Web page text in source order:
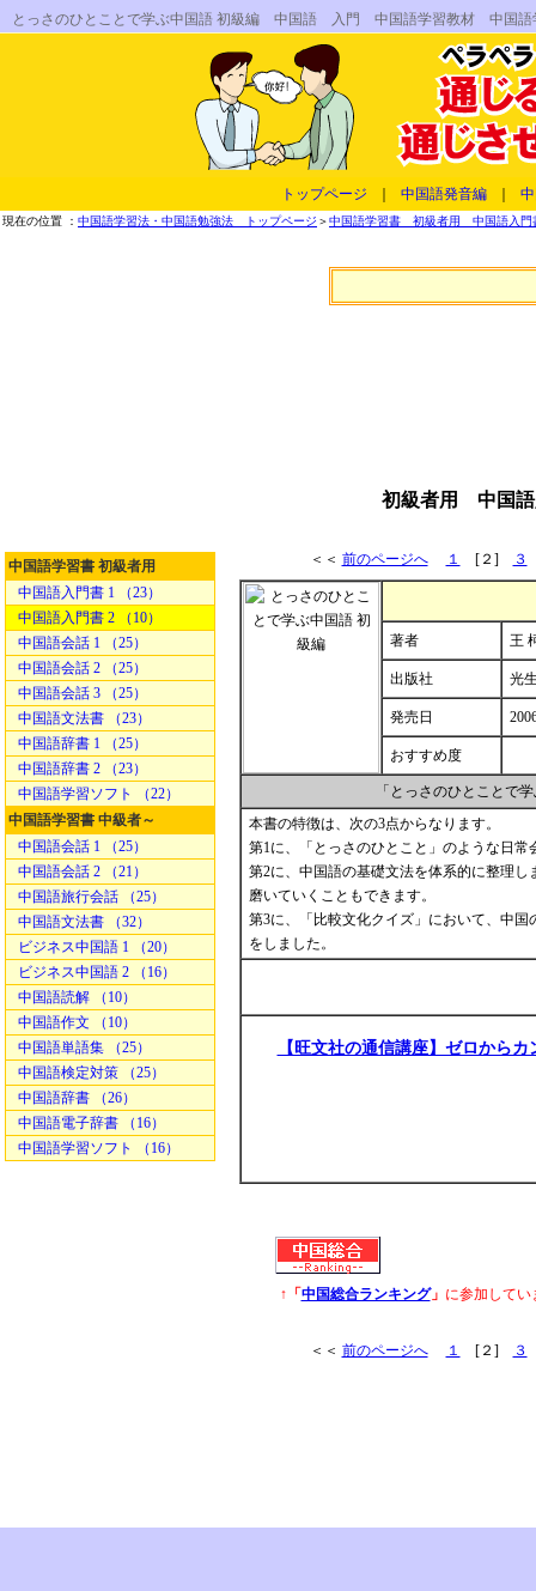
とっさのひとことで学ぶ中国語 初級編 中国語 入門 中国語学習教材 中
トップページ 中国語発音編
現在の位置 ： 中国語学習法・中国語勉強法 トップページ ＞中国語学習書 初級者用 中国語入門
初級者用 中国語
中国語学習書 初級者用
中国語入門書 1 （23）
中国語入門書 2 （10）
中国語会話 1 （25）
中国語会話 2 （25）
中国語会話 3 （25）
中国語文法書 （23）
中国語辞書 1 （25）
中国語辞書 2 （23）
中国語学習ソフト （22）
中国語学習書 中級者～
中国語会話 1 （25）
中国語会話 2 （21）
中国語旅行会話 （25）
中国語文法書 （32）
ビジネス中国語 1 （20）
ビジネス中国語 2 （16）
中国語読解 （10）
中国語作文 （10）
中国語単語集 （25）
中国語検定対策 （25）
中国語辞書 （26）
中国語電子辞書 （16）
中国語学習ソフト （16）
＜＜ 前のページへ １ [２] ３
著者 王
出版社 光
発売日
おすすめ度
「とっさのひとことで
本書の特徴は、次の3点からなります。
第1に、「とっさのひとこと」のような日
第2に、中国語の基礎文法を体系的に整理
磨いていくこともできます。
第3に、「比較文化クイズ」において、中
をしました。
【旺文社の通信講座】ゼロからカ
↑「 中国総合ランキング」 に参加してい
＜＜ 前のページへ １ [２] ３